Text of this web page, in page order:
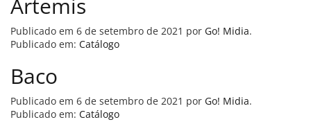
Artemis
Publicado em 6 de setembro de 2021 por Go! Midia.
Publicado em: Catálogo
Baco
Publicado em 6 de setembro de 2021 por Go! Midia.
Publicado em: Catálogo